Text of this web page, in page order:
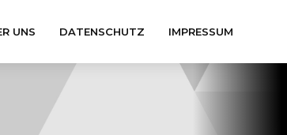
UNS DATENSCHUTZ IMPRESSUM